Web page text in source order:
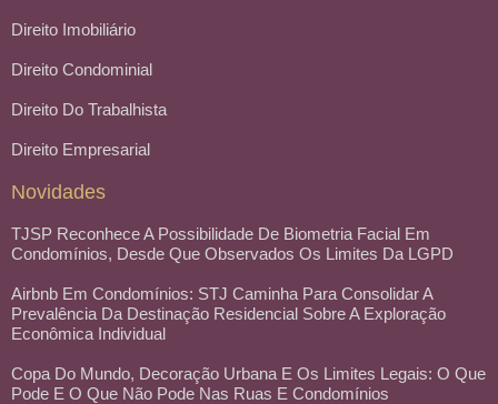
Direito Imobiliário
Direito Condominial
Direito Do Trabalhista
Direito Empresarial
Novidades
TJSP Reconhece A Possibilidade De Biometria Facial Em
Condomínios, Desde Que Observados Os Limites Da LGPD
Airbnb Em Condomínios: STJ Caminha Para Consolidar A
Prevalência Da Destinação Residencial Sobre A Exploração
Econômica Individual
Copa Do Mundo, Decoração Urbana E Os Limites Legais: O Que
Pode E O Que Não Pode Nas Ruas E Condomínios